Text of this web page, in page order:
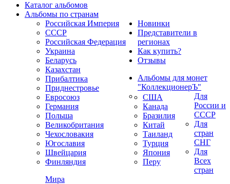
Каталог альбомов
Альбомы по странам
Российская Империя
СССР
Российская Федерация
Украина
Беларусь
Казахстан
Прибалтика
Приднестровье
Евросоюз
Германия
Польша
Великобритания
Чехословакия
Югославия
Швейцария
Финляндия
США
Канада
Бразилия
Китай
Таиланд
Турция
Япония
Перу
Новинки
Представители в
регионах
Как купить?
Отзывы
Альбомы для монет
"КоллекционерЪ"
Для
России и
СССР
Для
стран
СНГ
Для
Всех
стран
Мира